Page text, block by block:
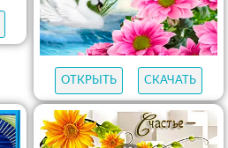
ОТКРЫТЬ СКАЧАТЬ